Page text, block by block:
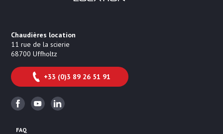
Chaudières location
11 rue de la scierie
68700 Uffholtz
+33 (0)3 89 26 51 91
FacebookYoutubeLinkedin
FAQ